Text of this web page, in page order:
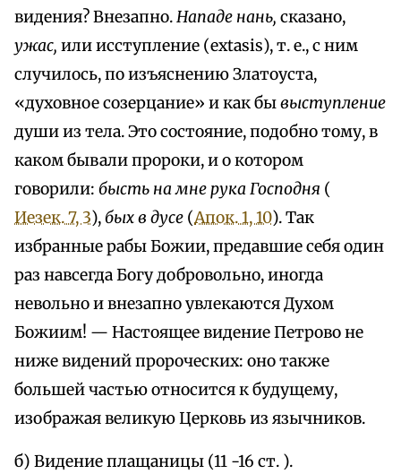
видения? Внезапно.Нападе нань, сказано,
ужас, или исступление (extasis), т. е., с ним
случилось, по изъяснению Златоуста,
«духовное созерцание» и как бывыступление
души из тела. Это состояние, подобно тому, в
каком бывали пророки, и о котором
говорили: бысть на мне рука Господня (
Иезек. 7, 3),бых в дусе (Апок. 1, 10). Так
избранные рабы Божии, предавшие себя один
раз навсегда Богу добровольно, иногда
невольно и внезапно увлекаются Духом
Божиим! — Настоящее видение Петрово не
ниже видений пророческих: оно также
большей частью относится к будущему,
изображая великую Церковь из язычников.
б) Видение плащаницы (11 -16 ст. ).